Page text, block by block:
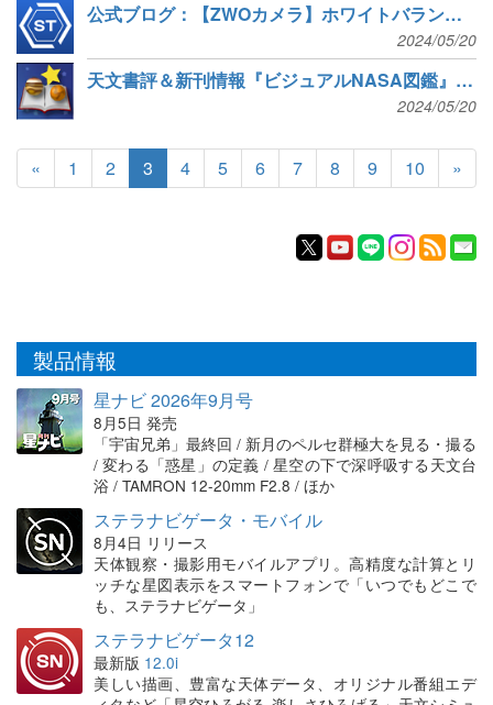
公式ブログ：【ZWOカメラ】ホワイトバランスの設定で階調が圧縮される現象について
2024/05/20
天文書評＆新刊情報『ビジュアルNASA図鑑』『中国の星座の歴史』『八王子に隕ちた星』など5冊
2024/05/20
« 1 2 3 4 5 6 7 8 9 10 »
製品情報
星ナビ 2026年9月号
8月5日 発売
「宇宙兄弟」最終回 / 新月のペルセ群極大を見る・撮る
/ 変わる「惑星」の定義 / 星空の下で深呼吸する天文台
浴 / TAMRON 12-20mm F2.8 / ほか
ステラナビゲータ・モバイル
8月4日 リリース
天体観察・撮影用モバイルアプリ。高精度な計算とリ
ッチな星図表示をスマートフォンで「いつでもどこで
も、ステラナビゲータ」
ステラナビゲータ12
最新版 12.0i
美しい描画、豊富な天体データ、オリジナル番組エデ